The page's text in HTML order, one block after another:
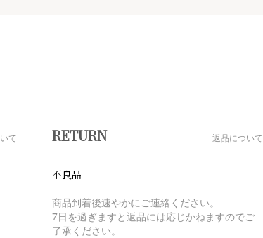
て RETURN 返品について
不良品
商品到着後速やかにご連絡ください。
7日を過ぎますと返品には応じかねますのでご
了承ください。